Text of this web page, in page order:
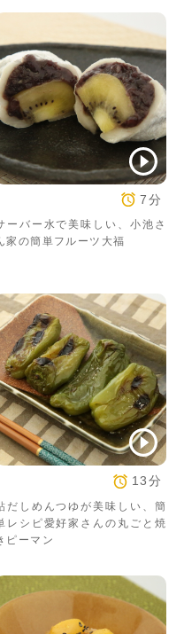
7分
ーバー水で美味しい、小池さ
家の簡単フルーツ大福
13分
だしめんつゆが美味しい、簡
レシピ愛好家さんの丸ごと焼
ピーマン